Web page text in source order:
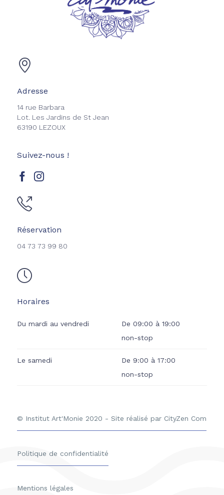
Adresse
14 rue Barbara
Lot. Les Jardins de St Jean
63190 LEZOUX
Suivez-nous !
Réservation
04 73 73 99 80
Horaires
Du mardi au vendredi De 09:00 à 19:00
non-stop
Le samedi De 9:00 à 17:00
non-stop
© Institut Art'Monie 2020 - Site réalisé par CityZen Com
Politique de confidentialité
Mentions légales